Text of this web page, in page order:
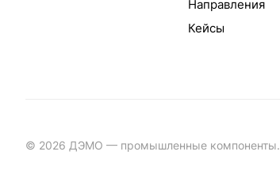
Направления
Кейсы
© 2026 ДЭМО — промышленные компоненты.